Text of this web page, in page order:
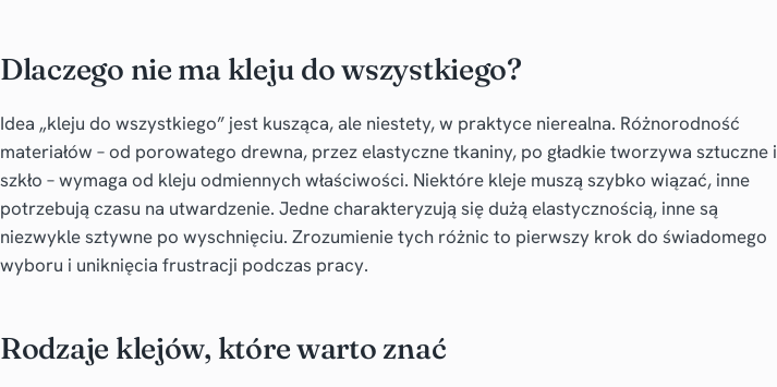
Dlaczego nie ma kleju do wszystkiego?
Idea „kleju do wszystkiego” jest kusząca, ale niestety, w praktyce nierealna. Różnorodność
materiałów – od porowatego drewna, przez elastyczne tkaniny, po gładkie tworzywa sztuczne i
szkło – wymaga od kleju odmiennych właściwości. Niektóre kleje muszą szybko wiązać, inne
potrzebują czasu na utwardzenie. Jedne charakteryzują się dużą elastycznością, inne są
niezwykle sztywne po wyschnięciu. Zrozumienie tych różnic to pierwszy krok do świadomego
wyboru i uniknięcia frustracji podczas pracy.
Rodzaje klejów, które warto znać